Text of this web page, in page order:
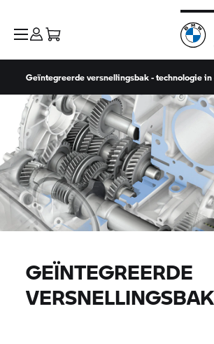
Geïntegreerde versnellingsbak - technologie
GEÏNTEGREERDE